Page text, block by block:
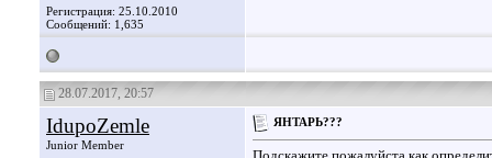
Регистрация: 25.10.2010
Сообщений: 1,635
28.07.2017, 20:57
IdupoZemle
Junior Member
ЯНТАРЬ???